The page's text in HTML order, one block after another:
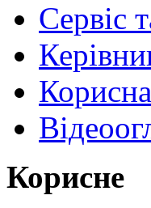
Сервіс
Корисне